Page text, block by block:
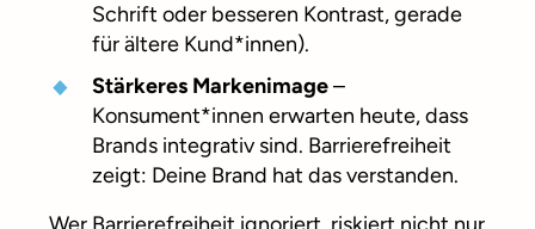
Schrift oder besseren Kontrast, gerade
für ältere Kund*innen).
Stärkeres Markenimage–
Konsument*innen erwarten heute, dass
Brands integrativ sind. Barrierefreiheit
zeigt: Deine Brand hat das verstanden.